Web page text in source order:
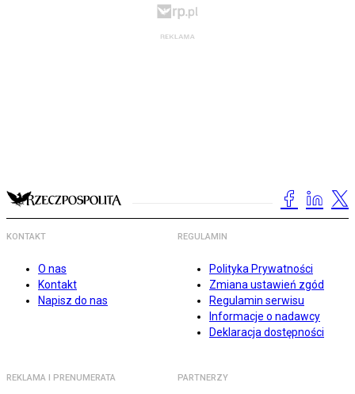
KONTAKT
O nas
Kontakt
Napisz do nas
REGULAMIN
Polityka Prywatności
Zmiana ustawień zgód
Regulamin serwisu
Informacje o nadawcy
Deklaracja dostępności
REKLAMA I PRENUMERATA PARTNERZY